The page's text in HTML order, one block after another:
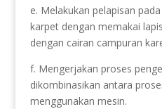
e. Melakukan pelapisan
karpet dengan memakai
dengan cairan campuran
f. Mengerjakan proses
dikombinasikan antara
menggunakan mesin.